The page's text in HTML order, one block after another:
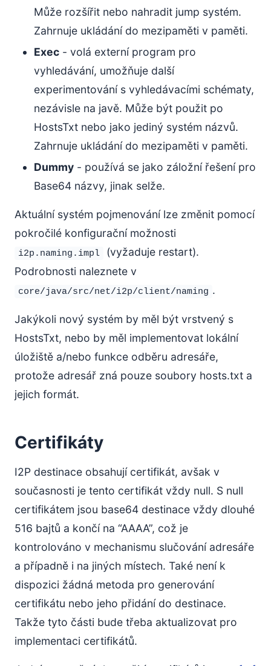
Může rozšířit nebo nahradit jump systém.
Zahrnuje ukládání do mezipaměti v paměti.
Exec - volá externí program pro
vyhledávání, umožňuje další
experimentování s vyhledávacími schématy,
nezávisle na javě. Může být použit po
HostsTxt nebo jako jediný systém názvů.
Zahrnuje ukládání do mezipaměti v paměti.
Dummy - používá se jako záložní řešení pro
Base64 názvy, jinak selže.
Aktuální systém pojmenování lze změnit pomocí
pokročilé konfigurační možnosti
i2p.naming.impl
(vyžaduje restart).
Podrobnosti naleznete v
core/java/src/net/i2p/client/naming .
Jakýkoli nový systém by měl být vrstvený s
HostsTxt, nebo by měl implementovat lokální
úložiště a/nebo funkce odběru adresáře,
protože adresář zná pouze soubory hosts.txt a
jejich formát.
Certifikáty
I2P destinace obsahují certifikát, avšak v
současnosti je tento certifikát vždy null. S null
certifikátem jsou base64 destinace vždy dlouhé
516 bajtů a končí na “AAAA”, což je
kontrolováno v mechanismu slučování adresáře
a případně i na jiných místech. Také není k
dispozici žádná metoda pro generování
certifikátu nebo jeho přidání do destinace.
Takže tyto části bude třeba aktualizovat pro
implementaci certifikátů.